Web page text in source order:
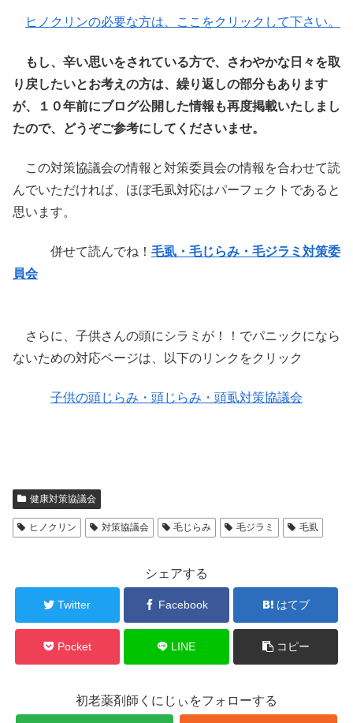
ヒノクリンの必要な方は、ここをクリックして下さい。
もし、辛い思いをされている方で、さわやかな日々を取
り戻したいとお考えの方は、繰り返しの部分もあります
が、１０年前にブログ公開した情報も再度掲載いたしまし
たので、どうぞご参考にしてくださいませ。
この対策協議会の情報と対策委員会の情報を合わせて読
んでいただければ、ほぼ毛虱対応はパーフェクトであると
思います。
併せて読んでね！ 毛虱・毛じらみ・毛ジラミ対策委
員会
さらに、子供さんの頭にシラミが！！でパニックになら
ないための対応ページは、以下のリンクをクリック
子供の頭じらみ・頭じらみ・頭虱対策協議会
健康対策協議会
ヒノクリン 対策協議会 毛じらみ 毛ジラミ 毛虱
シェアする
Twitter Facebook はてブ
Pocket LINE コピー
初老薬剤師くにじぃをフォローする